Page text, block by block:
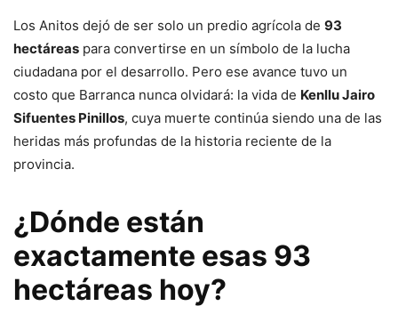
Los Anitos dejó de ser solo un predio agrícola de 93
hectáreas para convertirse en un símbolo de la lucha
ciudadana por el desarrollo. Pero ese avance tuvo un
costo que Barranca nunca olvidará: la vida de Kenllu Jairo
Sifuentes Pinillos, cuya muerte continúa siendo una de las
heridas más profundas de la historia reciente de la
provincia.
¿Dónde están
exactamente esas 93
hectáreas hoy?